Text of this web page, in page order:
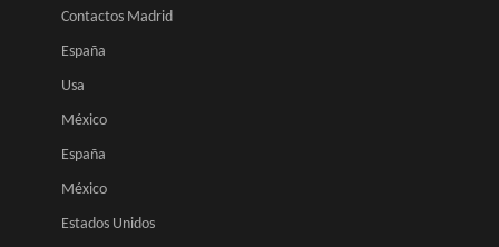
Contactos Madrid
España
Usa
México
España
México
Estados Unidos